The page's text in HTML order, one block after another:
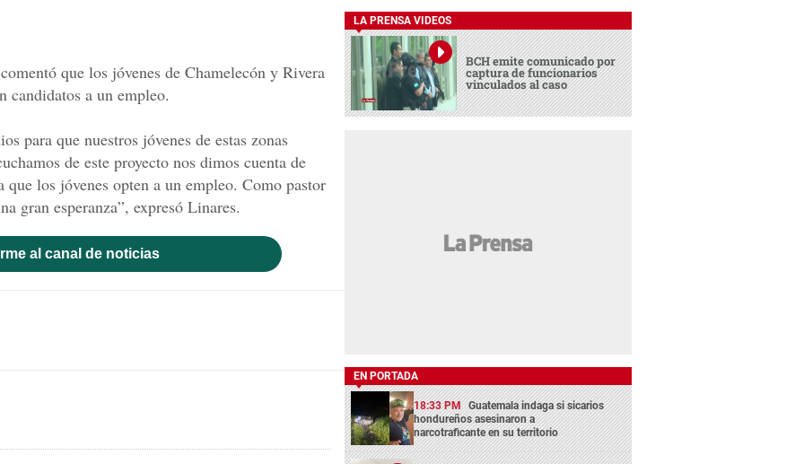
que los jóvenes de Chamelecón y Rivera
candidatos a un empleo.
para que nuestros jóvenes de estas zonas
de este proyecto nos dimos cuenta de
que los jóvenes opten a un empleo. Como pastor
gran esperanza”, expresó Linares.
al canal de noticias
LA PRENSA VIDEOS
BCH emite comunicado por
captura de funcionarios
vinculados al caso
EN PORTADA
18:33 PM Guatemala indaga si sicarios
hondureños asesinaron a
narcotraficante en su territorio